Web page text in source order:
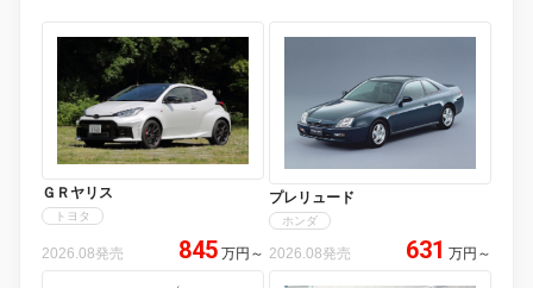
ＧＲヤリス
トヨタ
2026.08発売 845 万円 ～
プレリュード
ホンダ
2026.08発売 631 万円 ～